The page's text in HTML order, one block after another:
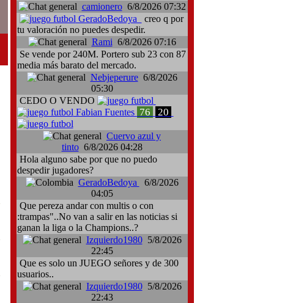
camionero6/8/2026 07:32
GeradoBedoya
creo q por
tu valoración no puedes despedir.
Rami 6/8/2026 07:16
Se vende por 240M. Portero sub 23 con 87
media más barato del mercado.
Nebjeperure6/8/2026
05:30
CEDO O VENDO
Fabian Fuentes 76 20
Cuervo azul y
tinto6/8/2026 04:28
Hola alguno sabe por que no puedo
despedir jugadores?
GeradoBedoya
6/8/2026
04:05
Que pereza andar con multis o con
:trampas"..No van a salir en las noticias si
ganan la liga o la Champions..?
Izquierdo19805/8/2026
22:45
Que es solo un JUEGO señores y de 300
usuarios..
Izquierdo19805/8/2026
22:43